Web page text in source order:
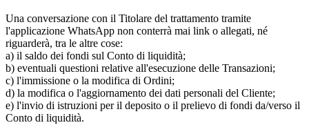
Una conversazione con il Titolare del trattamento tramite
l'applicazione WhatsApp non conterrà mai link o allegati, né
riguarderà, tra le altre cose:
a) il saldo dei fondi sul Conto di liquidità;
b) eventuali questioni relative all'esecuzione delle Transazioni;
c) l'immissione o la modifica di Ordini;
d) la modifica o l'aggiornamento dei dati personali del Cliente;
e) l'invio di istruzioni per il deposito o il prelievo di fondi da/verso il
Conto di liquidità.